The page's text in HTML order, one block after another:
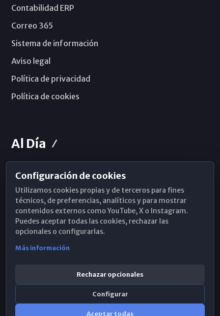
Contabilidad ERP
Correo 365
Sistema de información
Aviso legal
Política de privacidad
Política de cookies
Al Día
Horarios de Misa
Hemeroteca
WhatsApp
Configuración de cookies
Utilizamos cookies propias y de terceros para fines
técnicos, de preferencias, analíticos y para mostrar
contenidos externos como YouTube, X o Instagram.
Puedes aceptar todas las cookies, rechazar las
opcionales o configurarlas.
Más información
Rechazar opcionales
Configurar
Aceptar todas